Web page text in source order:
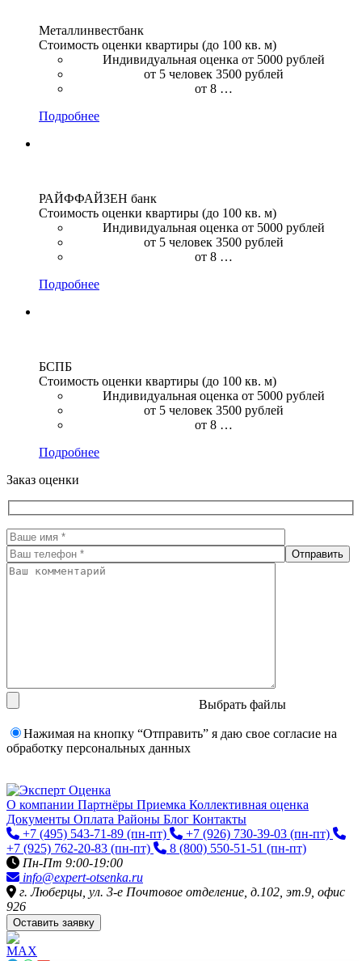
Металлинвестбанк
Стоимость оценки квартиры (до 100 кв. м)
Индивидуальная оценка от 5000 рублей
от 5 человек 3500 рублей
от 8 …
Подробнее
РАЙФФАЙЗЕН банк
Стоимость оценки квартиры (до 100 кв. м)
Индивидуальная оценка от 5000 рублей
от 5 человек 3500 рублей
от 8 …
Подробнее
БСПБ
Стоимость оценки квартиры (до 100 кв. м)
Индивидуальная оценка от 5000 рублей
от 5 человек 3500 рублей
от 8 …
Подробнее
Заказ оценки
Выбрать файлы
Нажимая на кнопку “Отправить” я даю свое согласие на
обработку персональных данных
О компании Партнёры Приемка Коллективная оценка
Документы Оплата Районы Блог Контакты
+7 (495) 543-71-89 (пн-пт) +7 (926) 730-39-03 (пн-пт)
+7 (925) 762-20-83 (пн-пт) 8 (800) 550-51-51 (пн-пт)
Пн-Пт 9:00-19:00
info@expert-otsenka.ru
г. Люберцы, ул. 3-е Почтовое отделение, д.102, эт.9, офис
926
Оставить заявку